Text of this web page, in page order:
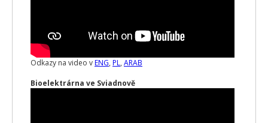
Odkazy na video vENG, PL, ARAB
Bioelektrárna ve Sviadnově